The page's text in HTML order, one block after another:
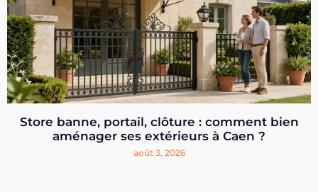
Store banne, portail, clôture : comment bien
aménager ses extérieurs à Caen ?
août 3, 2026